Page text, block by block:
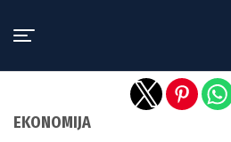
EKONOMIJA